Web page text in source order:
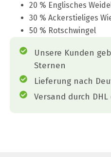
20 % Englisches
30 % Ackerstieliges
50 % Rotschwingel
Unsere Kunden
Sternen
Lieferung nach
Versand durch